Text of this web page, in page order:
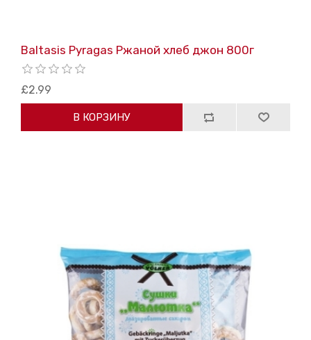
Baltasis Pyragas Ржаной хлеб джон 800г
£2.99
В КОРЗИНУ